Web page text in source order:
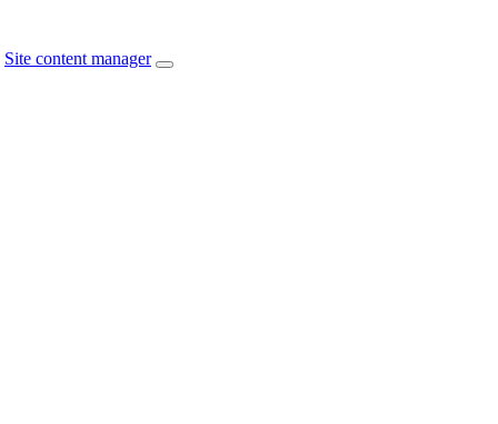
Site content manager